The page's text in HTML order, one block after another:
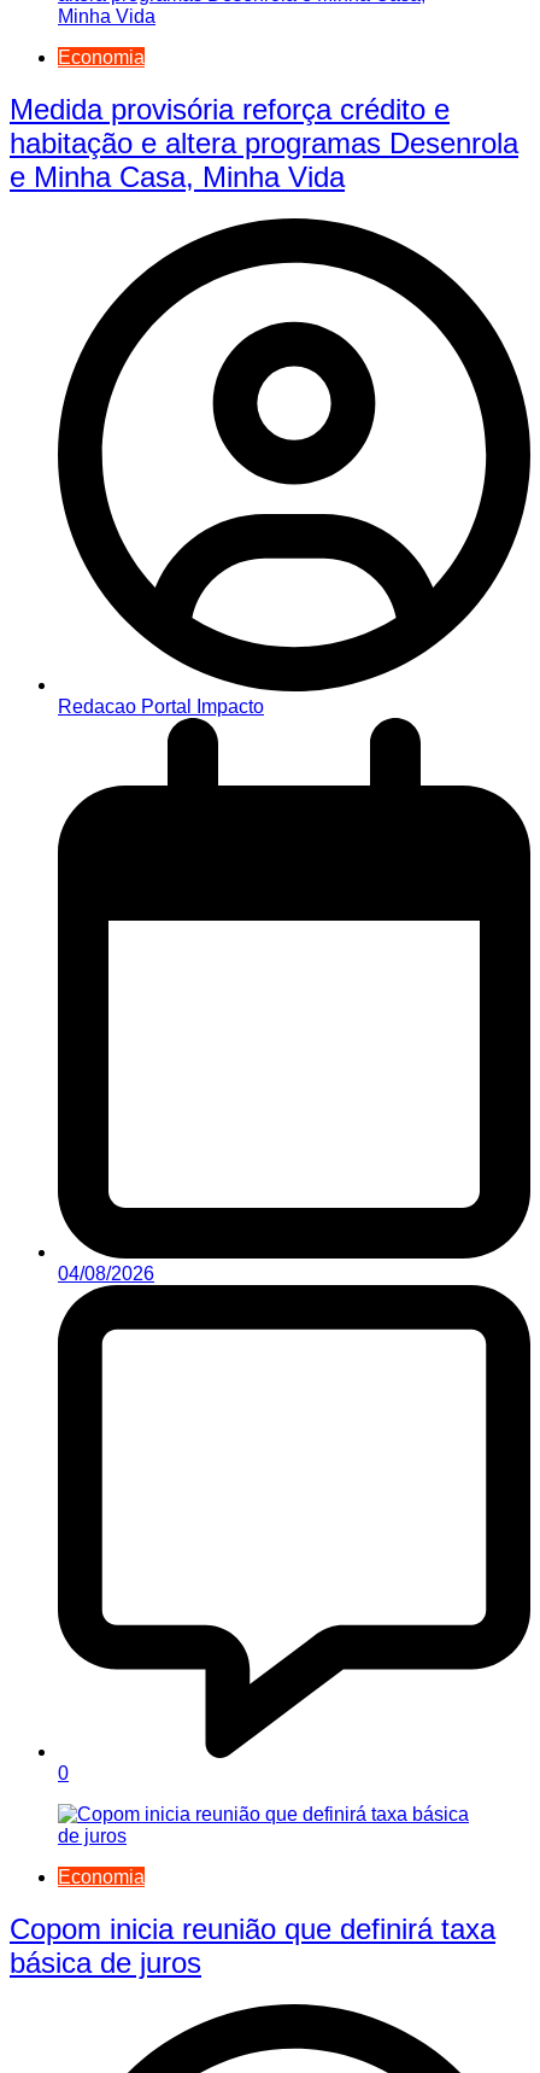
Economia
Medida provisória reforça crédito e
habitação e altera programas Desenrola
e Minha Casa, Minha Vida
Redacao Portal Impacto
04/08/2026
0
Economia
Copom inicia reunião que definirá taxa
básica de juros